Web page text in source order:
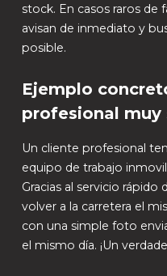
stock. En casos raros de
avisan de inmediato y
posible.
Ejemplo
profesional muy
Un cliente profesional
equipo de trabajo
Gracias al servicio
volver a la carretera el
con una simple foto
el mismo día. ¡Un